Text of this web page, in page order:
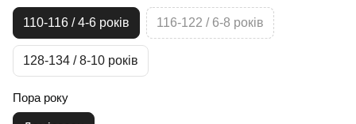
110-116 / 4-6 років 116-122 / 6-8 років
128-134 / 8-10 років
Пора року